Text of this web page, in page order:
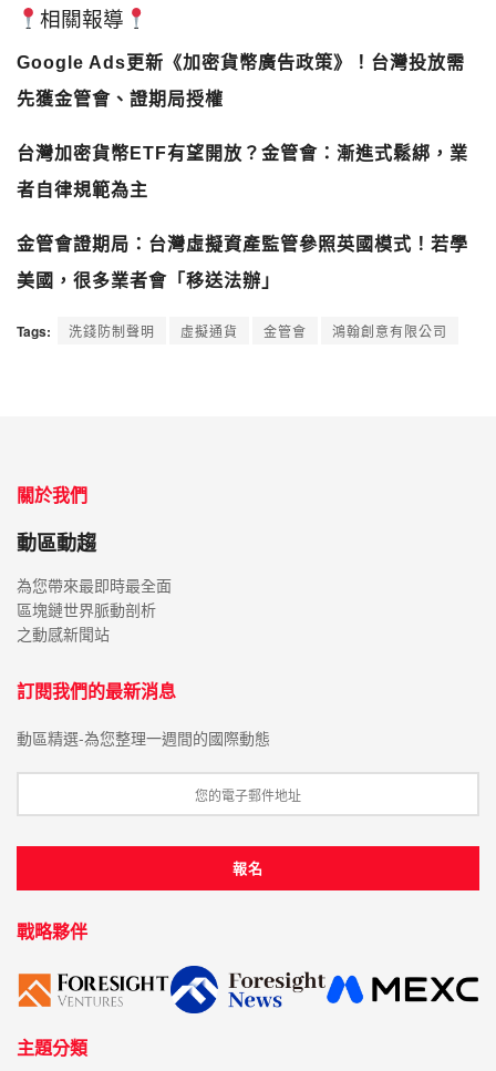
相關報導
Google Ads更新《加密貨幣廣告政策》！台灣投放需
先獲金管會、證期局授權
台灣加密貨幣ETF有望開放？金管會：漸進式鬆綁，業
者自律規範為主
金管會證期局：台灣虛擬資產監管參照英國模式！若學
美國，很多業者會「移送法辦」
Tags: 洗錢防制聲明 虛擬通貨 金管會 鴻翰創意有限公司
關於我們
動區動趨
為您帶來最即時最全面
區塊鏈世界脈動剖析
之動感新聞站
訂閱我們的最新消息
動區精選-為您整理一週間的國際動態
戰略夥伴
主題分類